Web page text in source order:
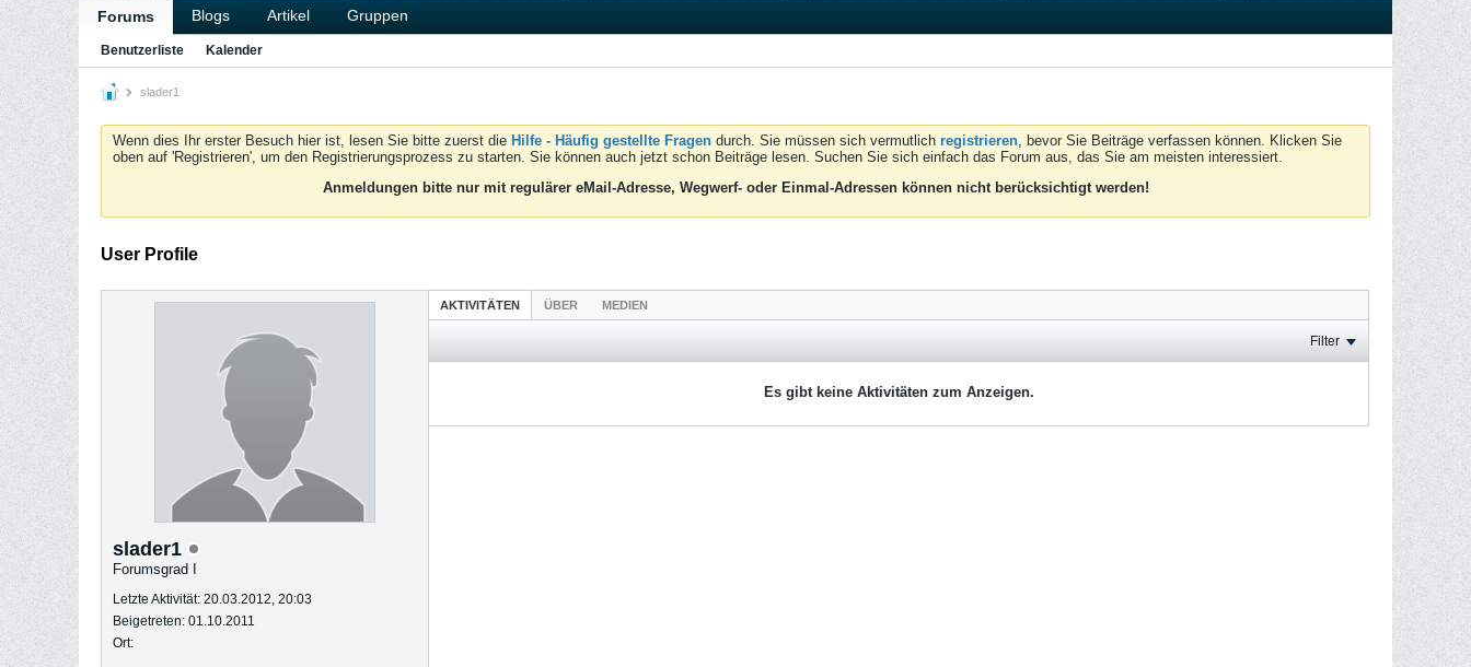
Forums Blogs Artikel Gruppen
Benutzerliste Kalender
slader1
Wenn dies Ihr erster Besuch hier ist, lesen Sie bitte zuerst die Hilfe - Häufig gestellte Fragen durch. Sie müssen sich vermutlich registrieren, bevor Sie Beiträge verfassen können. Klicken Sie
oben auf 'Registrieren', um den Registrierungsprozess zu starten. Sie können auch jetzt schon Beiträge lesen. Suchen Sie sich einfach das Forum aus, das Sie am meisten interessiert.
Anmeldungen bitte nur mit regulärer eMail-Adresse, Wegwerf- oder Einmal-Adressen können nicht berücksichtigt werden!
User Profile
slader1
Forumsgrad I
Letzte Aktivität: 20.03.2012, 20:03
Beigetreten: 01.10.2011
Ort:
AKTIVITÄTEN ÜBER MEDIEN
Filter
Es gibt keine Aktivitäten zum Anzeigen.